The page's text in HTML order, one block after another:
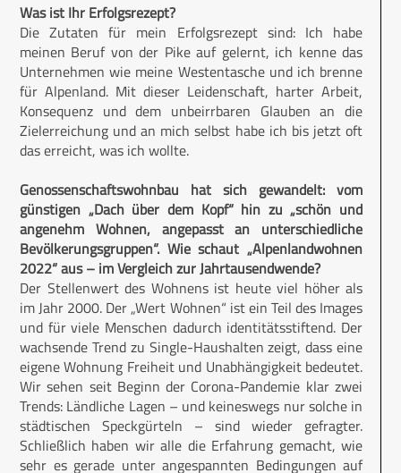
Was ist Ihr Erfolgsrezept?
Die Zutaten für mein Erfolgsrezept sind: Ich habe
meinen Beruf von der Pike auf gelernt, ich kenne das
Unternehmen wie meine Westentasche und ich brenne
für Alpenland. Mit dieser Leidenschaft, harter Arbeit,
Konsequenz und dem unbeirrbaren Glauben an die
Zielerreichung und an mich selbst habe ich bis jetzt oft
das erreicht, was ich wollte.
Genossenschaftswohnbau hat sich gewandelt: vom
günstigen „Dach über dem Kopf“ hin zu „schön und
angenehm Wohnen, angepasst an unterschiedliche
Bevölkerungsgruppen“. Wie schaut „Alpenlandwohnen
2022“ aus – im Vergleich zur Jahrtausendwende?
Der Stellenwert des Wohnens ist heute viel höher als
im Jahr 2000. Der „Wert Wohnen“ ist ein Teil des Images
und für viele Menschen dadurch identitätsstiftend. Der
wachsende Trend zu Single-Haushalten zeigt, dass eine
eigene Wohnung Freiheit und Unabhängigkeit bedeutet.
Wir sehen seit Beginn der Corona-Pandemie klar zwei
Trends: Ländliche Lagen – und keineswegs nur solche in
städtischen Speckgürteln – sind wieder gefragter.
Schließlich haben wir alle die Erfahrung gemacht, wie
sehr es gerade unter angespannten Bedingungen auf